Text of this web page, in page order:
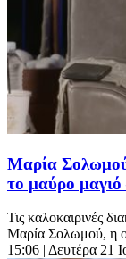
Μαρία
το μαύρο
Τις καλοκαιρινές
Μαρία Σολωμού, η
15:06 | Δευτέρα 21